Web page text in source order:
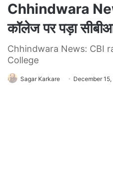
Chhindwara
कॉलेज पर पड़ा
Chhindwara News: CBI
College
Sagar Karkare December